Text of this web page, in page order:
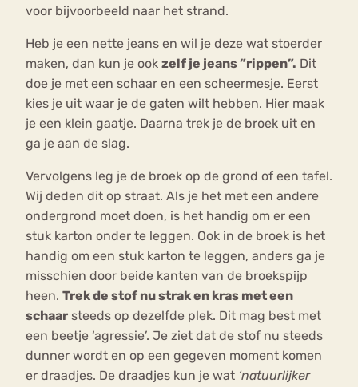
voor bijvoorbeeld naar het strand.
Heb je een nette jeans en wil je deze wat stoerder
maken, dan kun je ook zelf je jeans ”rippen”. Dit
doe je met een schaar en een scheermesje. Eerst
kies je uit waar je de gaten wilt hebben. Hier maak
je een klein gaatje. Daarna trek je de broek uit en
ga je aan de slag.
Vervolgens leg je de broek op de grond of een tafel.
Wij deden dit op straat. Als je het met een andere
ondergrond moet doen, is het handig om er een
stuk karton onder te leggen. Ook in de broek is het
handig om een stuk karton te leggen, anders ga je
misschien door beide kanten van de broekspijp
heen. Trek de stof nu strak en kras met een
schaar steeds op dezelfde plek. Dit mag best met
een beetje ‘agressie’. Je ziet dat de stof nu steeds
dunner wordt en op een gegeven moment komen
er draadjes. De draadjes kun je wat ‘natuurlijker